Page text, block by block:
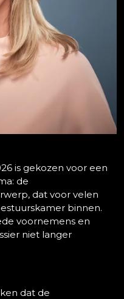
is gekozen voor een
de
dat voor velen
binnen.
voornemens en
niet langer
dat de